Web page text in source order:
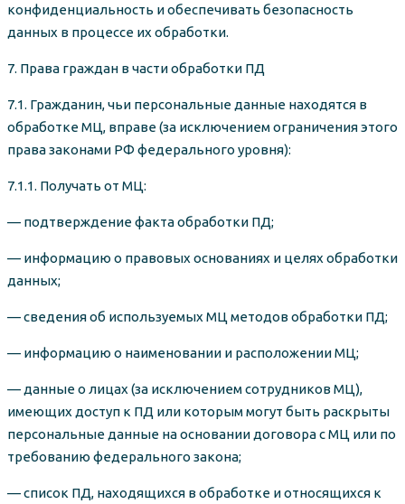
конфиденциальность и обеспечивать безопасность
данных в процессе их обработки.
7. Права граждан в части обработки ПД
7.1. Гражданин, чьи персональные данные находятся в
обработке МЦ, вправе (за исключением ограничения этого
права законами РФ федерального уровня):
7.1.1. Получать от МЦ:
— подтверждение факта обработки ПД;
— информацию о правовых основаниях и целях обработки
данных;
— сведения об используемых МЦ методов обработки ПД;
— информацию о наименовании и расположении МЦ;
— данные о лицах (за исключением сотрудников МЦ),
имеющих доступ к ПД или которым могут быть раскрыты
персональные данные на основании договора с МЦ или по
требованию федерального закона;
— список ПД, находящихся в обработке и относящихся к